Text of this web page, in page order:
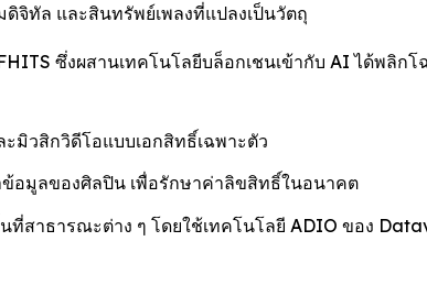
ดิจิทัล และสินทรัพย์เพลงที่แปลงเป็นวัตถุ
ซึ่งผสานเทคโนโลยีบล็อกเชนเข้ากับ AI ได้พลิก
มิวสิกวิดีโอแบบเอกสิทธิ์เฉพาะตัว
อมูลของศิลปิน เพื่อรักษาค่าลิขสิทธิ์ในอนาคต
ที่สาธารณะต่าง ๆ โดยใช้เทคโนโลยี ADIO ของ